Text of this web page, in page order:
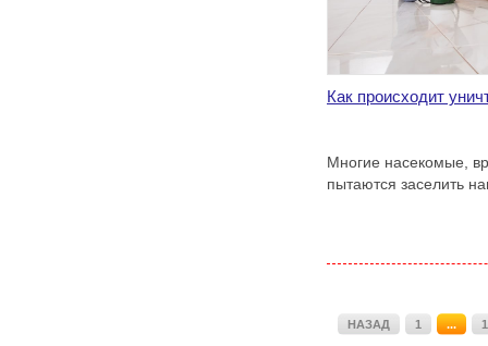
Как происходит
Многие насекомые,
пытаются заселить
НАЗАД 1 ...